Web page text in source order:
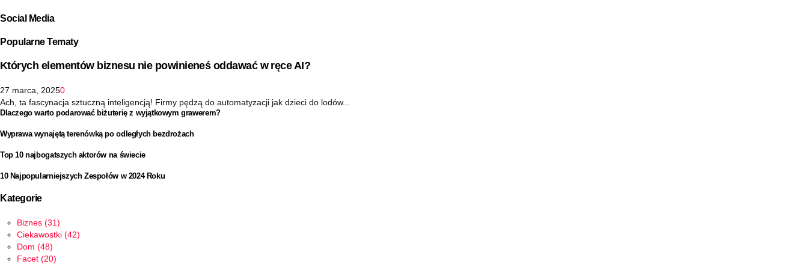
Social Media
Popularne Tematy
Których elementów biznesu nie powinieneś oddawać w ręce AI?
27 marca, 20250
Ach, ta fascynacja sztuczną inteligencją! Firmy pędzą do automatyzacji jak dzieci do lodów...
Dlaczego warto podarować biżuterię z wyjątkowym grawerem?
Wyprawa wynajętą terenówką po odległych bezdrożach
Top 10 najbogatszych aktorów na świecie
10 Najpopularniejszych Zespołów w 2024 Roku
Kategorie
Biznes (31)
Ciekawostki (42)
Dom (48)
Facet (20)